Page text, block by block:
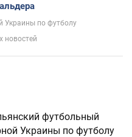
Украины по футболу
новостей
футбольный
Украины по футболу